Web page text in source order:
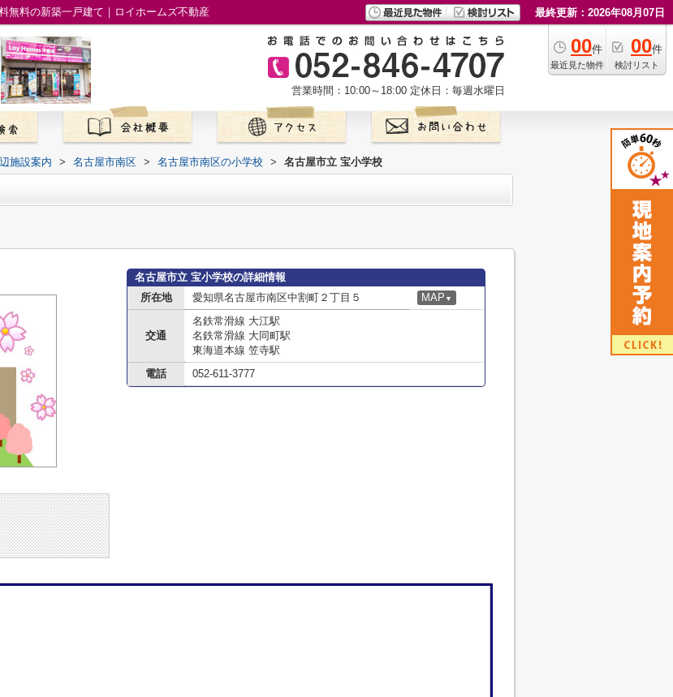
無料の新築一戸建て｜ロイホームズ不動産 最終更新：2026年08月07日
00件
最近見た物件
00件
検討リスト
営業時間：10:00～18:00 定休日：毎週水曜日
施設案内 > 名古屋市南区 > 名古屋市南区の小学校 > 名古屋市立 宝小学校
名古屋市立 宝小学校の詳細情報
所在地
愛知県名古屋市南区中割町２丁目５ MAP ▼
交通
名鉄常滑線 大江駅
名鉄常滑線 大同町駅
東海道本線 笠寺駅
電話
052-611-3777